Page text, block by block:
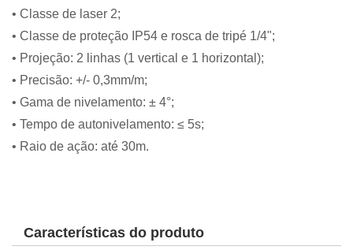
• Classe de laser 2;
• Classe de proteção IP54 e rosca de tripé 1/4";
• Projeção: 2 linhas (1 vertical e 1 horizontal);
• Precisão: +/- 0,3mm/m;
• Gama de nivelamento: ± 4°;
• Tempo de autonivelamento: ≤ 5s;
• Raio de ação: até 30m.
Características do produto